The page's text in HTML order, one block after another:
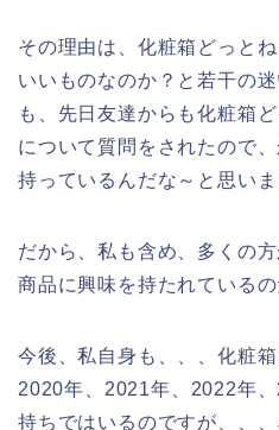
その理由は、化粧箱どっと
いいものなのか？と若干の
も、先日友達からも化粧箱
について質問をされたので
持っているんだな～と思いま
だから、私も含め、多くの
商品に興味を持たれているの
今後、私自身も、、、化粧
2020年、2021年、2022年
持ちではいるのですが、、